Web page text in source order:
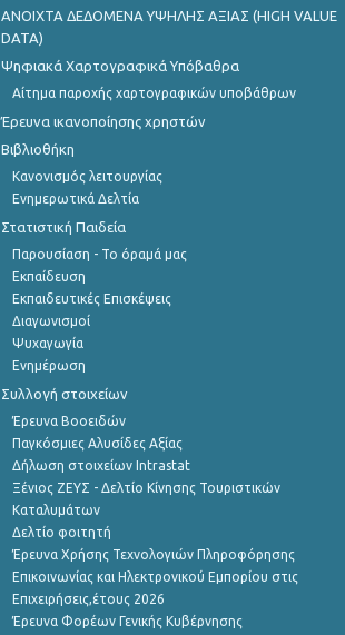
ANOIXTA ΔΕΔΟΜΕΝΑ ΥΨΗΛΗΣ ΑΞΙΑΣ (HIGH VALUE
DATA)
Ψηφιακά Χαρτογραφικά Υπόβαθρα
Αίτημα παροχής χαρτογραφικών υποβάθρων
Έρευνα ικανοποίησης χρηστών
Βιβλιοθήκη
Κανονισμός λειτουργίας
Ενημερωτικά Δελτία
Στατιστική Παιδεία
Παρουσίαση - Το όραμά μας
Εκπαίδευση
Εκπαιδευτικές Επισκέψεις
Διαγωνισμοί
Ψυχαγωγία
Ενημέρωση
Συλλογή στοιχείων
Έρευνα Βοοειδών
Παγκόσμιες Αλυσίδες Αξίας
Δήλωση στοιχείων Intrastat
Ξένιος ΖΕΥΣ - Δελτίο Κίνησης Τουριστικών
Καταλυμάτων
Δελτίο φοιτητή
Έρευνα Χρήσης Τεχνολογιών Πληροφόρησης
Επικοινωνίας και Ηλεκτρονικού Εμπορίου στις
Επιχειρήσεις,έτους 2026
Έρευνα Φορέων Γενικής Κυβέρνησης